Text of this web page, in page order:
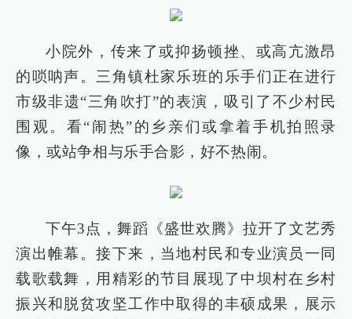
小院外，传来了或抑扬顿挫、或高亢激昂
的唢呐声。三角镇杜家乐班的乐手们正在进行
市级非遗“三角吹打”的表演，吸引了不少村民
围观。看“闹热”的乡亲们或拿着手机拍照录
像，或站争相与乐手合影，好不热闹。
下午3点，舞蹈《盛世欢腾》拉开了文艺秀
演出帷幕。接下来，当地村民和专业演员一同
载歌载舞，用精彩的节目展现了中坝村在乡村
振兴和脱贫攻坚工作中取得的丰硕成果，展示